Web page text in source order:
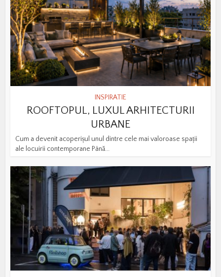
INSPIRATIE
ROOFTOPUL, LUXUL ARHITECTURII
URBANE
Cum a devenit acoperișul unul dintre cele mai valoroase spații
ale locuirii contemporane Până...